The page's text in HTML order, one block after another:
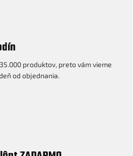
produktov, preto vám vieme
od objednania.